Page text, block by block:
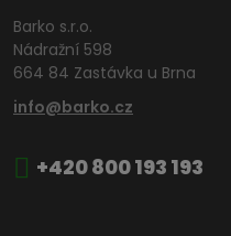
Barko s.r.o.
Nádražní 598
664 84 Zastávka u Brna
info@barko.cz
+420 800 193 193